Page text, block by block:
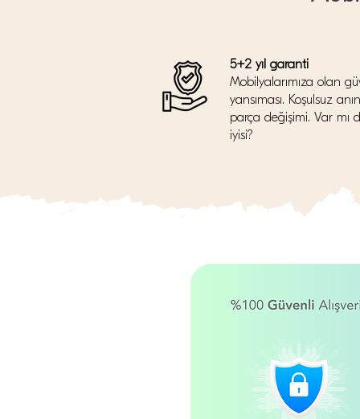
5+2 yıl garanti
Mobilyalarımıza olan
yansıması. Koşulsuz
parça değişimi. Var mı
iyisi?